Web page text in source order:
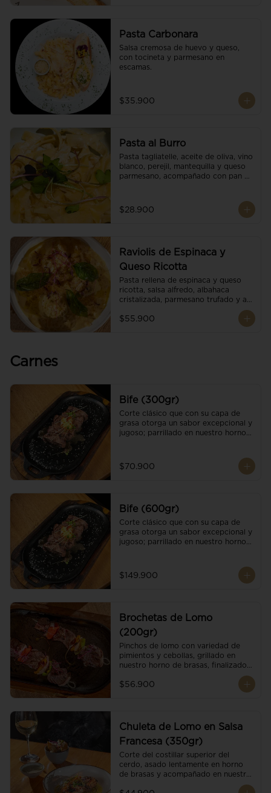
Pasta Carbonara
Salsa cremosa de huevo y queso,
con tocineta y parmesano en
escamas.
$35.900
Pasta al Burro
Pasta tagliatelle, aceite de oliva, vino
blanco, perejil, mantequilla y queso
parmesano, acompañado con pan
$28.900
Raviolis de Espinaca y
Queso Ricotta
Pasta rellena de espinaca y queso
ricotta, salsa alfredo, albahaca
cristalizada, parmesano trufado y ajo
$55.900
Carnes
Bife (300gr)
Corte clásico que con su capa de
grasa otorga un sabor excepcional y
jugoso; parrillado en nuestro horno
cristales de sal y mantequilla de ajo
y pimientos. Una guarnición a
$70.900
Bife (600gr)
Corte clásico que con su capa de
grasa otorga un sabor excepcional y
jugoso; parrillado en nuestro horno
cristales de sal y mantequilla de ajo
y pimientos. Dos guarniciones a
$149.900
Brochetas de Lomo
(200gr)
Pinchos de lomo con variedad de
pimientos y cebollas, grillado en
nuestro horno de brasas, finalizado
con cristales de sal. Acompañado de
salsa criolla.
$56.900
Chuleta de Lomo en Salsa
Francesa (350gr)
Corte del costillar superior del
cerdo, asado lentamente en horno
de brasas y acompañado en nuestra